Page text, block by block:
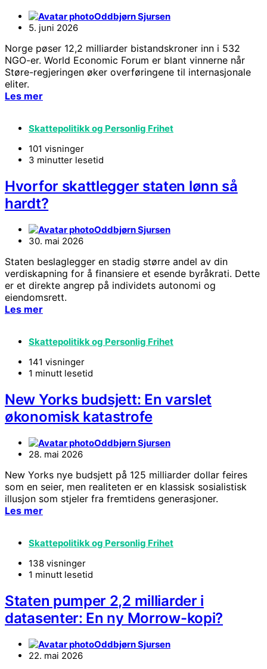
Oddbjørn Sjursen
5. juni 2026
Norge pøser 12,2 milliarder bistandskroner inn i 532
NGO-er. World Economic Forum er blant vinnerne når
Støre-regjeringen øker overføringene til internasjonale
eliter.
Les mer
Skattepolitikk og Personlig Frihet
101 visninger
3 minutter lesetid
Hvorfor skattlegger staten lønn så
hardt?
Oddbjørn Sjursen
30. mai 2026
Staten beslaglegger en stadig større andel av din
verdiskapning for å finansiere et esende byråkrati. Dette
er et direkte angrep på individets autonomi og
eiendomsrett.
Les mer
Skattepolitikk og Personlig Frihet
141 visninger
1 minutt lesetid
New Yorks budsjett: En varslet
økonomisk katastrofe
Oddbjørn Sjursen
28. mai 2026
New Yorks nye budsjett på 125 milliarder dollar feires
som en seier, men realiteten er en klassisk sosialistisk
illusjon som stjeler fra fremtidens generasjoner.
Les mer
Skattepolitikk og Personlig Frihet
138 visninger
1 minutt lesetid
Staten pumper 2,2 milliarder i
datasenter: En ny Morrow-kopi?
Oddbjørn Sjursen
22. mai 2026